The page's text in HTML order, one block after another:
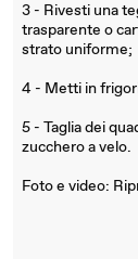
3 - Rivesti una
trasparente o
strato uniforme;
4 - Metti in
5 - Taglia dei
zucchero a velo.
Foto e video: